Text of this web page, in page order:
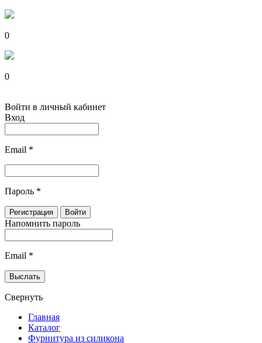
0
0
Войти в личный кабинет
Вход
Email *
Пароль *
Напомнить пароль
Email *
Свернуть
Главная
Каталог
Фурнитура из силикона